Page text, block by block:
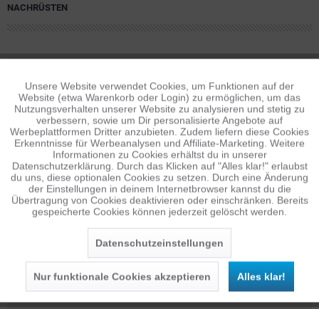
NACHRÜSTEN
Ausgezeichnete Unterwasservideoaufnahmen mit Deiner GoPro
erfordern die Verwendung von Filtern....mehr
VIDEOS
Videos zum Artikel ansehen...mehr
BEWERTUNGEN
1
Bewertungen lesen, schreiben und diskutieren...mehr
ÄHNLICHE ARTIKEL
Diese Artikel sind dem Produkt ähnlich ...
mehr
Funktionale Aktiv
Tracking Inaktiv
Personalisierung Inaktiv
Service Inaktiv
Unsere Website verwendet Cookies, um Funktionen auf der
Website (etwa Warenkorb oder Login) zu ermöglichen, um das
Nutzungsverhalten unserer Website zu analysieren und stetig zu
verbessern, sowie um Dir personalisierte Angebote auf
Werbeplattformen Dritter anzubieten. Zudem liefern diese Cookies
Erkenntnisse für Werbeanalysen und Affiliate-Marketing. Weitere
Informationen zu Cookies erhältst du in unserer
Datenschutzerklärung. Durch das Klicken auf "Alles klar!" erlaubst
du uns, diese optionalen Cookies zu setzen. Durch eine Änderung
der Einstellungen in deinem Internetbrowser kannst du die
Übertragung von Cookies deaktivieren oder einschränken. Bereits
gespeicherte Cookies können jederzeit gelöscht werden.
Datenschutzeinstellungen
Nur funktionale Cookies akzeptieren Alles klar!